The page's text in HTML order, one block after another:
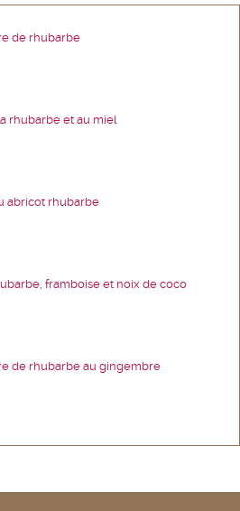
de rhubarbe
rhubarbe et au miel
abricot rhubarbe
framboise et noix de coco
de rhubarbe au gingembre